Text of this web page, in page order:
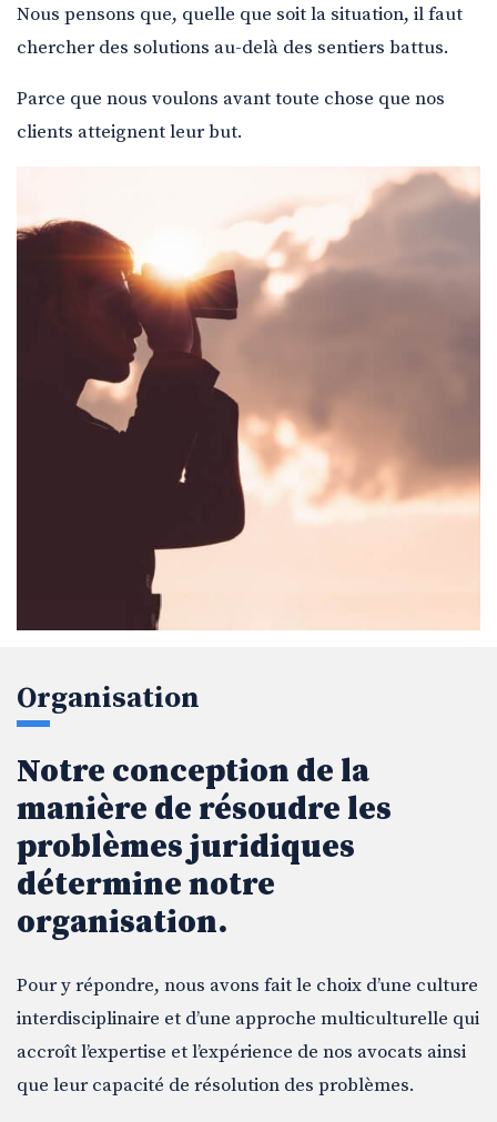
Nous pensons que, quelle que soit la situation, il faut
chercher des solutions au-delà des sentiers battus.
Parce que nous voulons avant toute chose que nos
clients atteignent leur but.
Organisation
Notre conception de la
manière de résoudre les
problèmes juridiques
détermine notre
organisation.
Pour y répondre, nous avons fait le choix d’une culture
interdisciplinaire et d’une approche multiculturelle qui
accroît l’expertise et l’expérience de nos avocats ainsi
que leur capacité de résolution des problèmes.